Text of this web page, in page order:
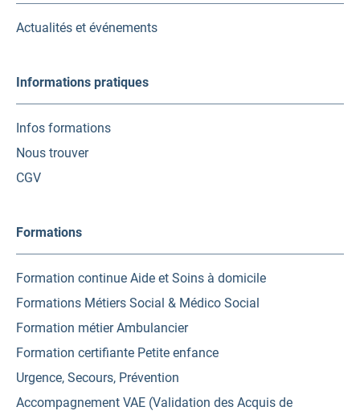
nouvel
nouvel
Actualités et événements
Informations pratiques
Infos formations
Nous trouver
CGV
Formations
Formation continue Aide et Soins à domicile
Formations Métiers Social & Médico Social
Formation métier Ambulancier
Formation certifiante Petite enfance
Urgence, Secours, Prévention
Accompagnement VAE (Validation des Acquis de